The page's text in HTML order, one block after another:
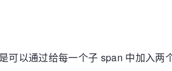
可以通过给每一个子 span 中加入两